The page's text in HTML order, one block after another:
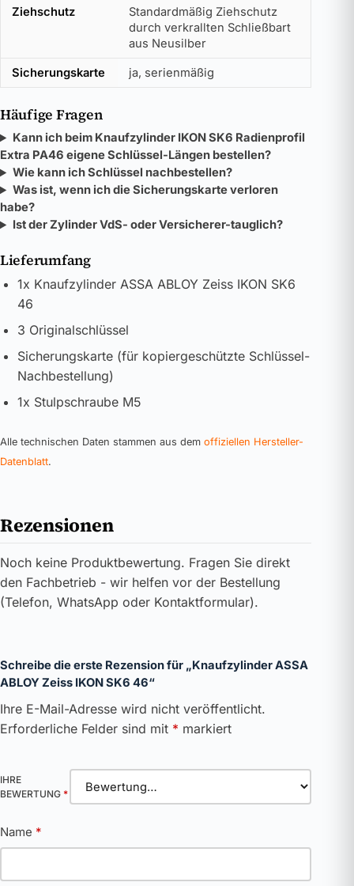
Ziehschutz
Standardmäßig Ziehschutz
durch verkrallten Schließbart
aus Neusilber
Sicherungskarte ja, serienmäßig
Häufige Fragen
Kann ich beim Knaufzylinder IKON SK6 Radienprofil
Extra PA46 eigene Schlüssel-Längen bestellen?
Wie kann ich Schlüssel nachbestellen?
Was ist, wenn ich die Sicherungskarte verloren
habe?
Ist der Zylinder VdS- oder Versicherer-tauglich?
Lieferumfang
1x Knaufzylinder ASSA ABLOY Zeiss IKON SK6
46
3 Originalschlüssel
Sicherungskarte (für kopiergeschützte Schlüssel-
Nachbestellung)
1x Stulpschraube M5
Alle technischen Daten stammen aus dem offiziellen Hersteller-
Datenblatt.
Rezensionen
Noch keine Produktbewertung. Fragen Sie direkt
den Fachbetrieb - wir helfen vor der Bestellung
(Telefon, WhatsApp oder Kontaktformular).
Schreibe die erste Rezension für „Knaufzylinder ASSA
ABLOY Zeiss IKON SK6 46“
Ihre E-Mail-Adresse wird nicht veröffentlicht.
Erforderliche Felder sind mit * markiert
IHRE
BEWERTUNG *
Name *